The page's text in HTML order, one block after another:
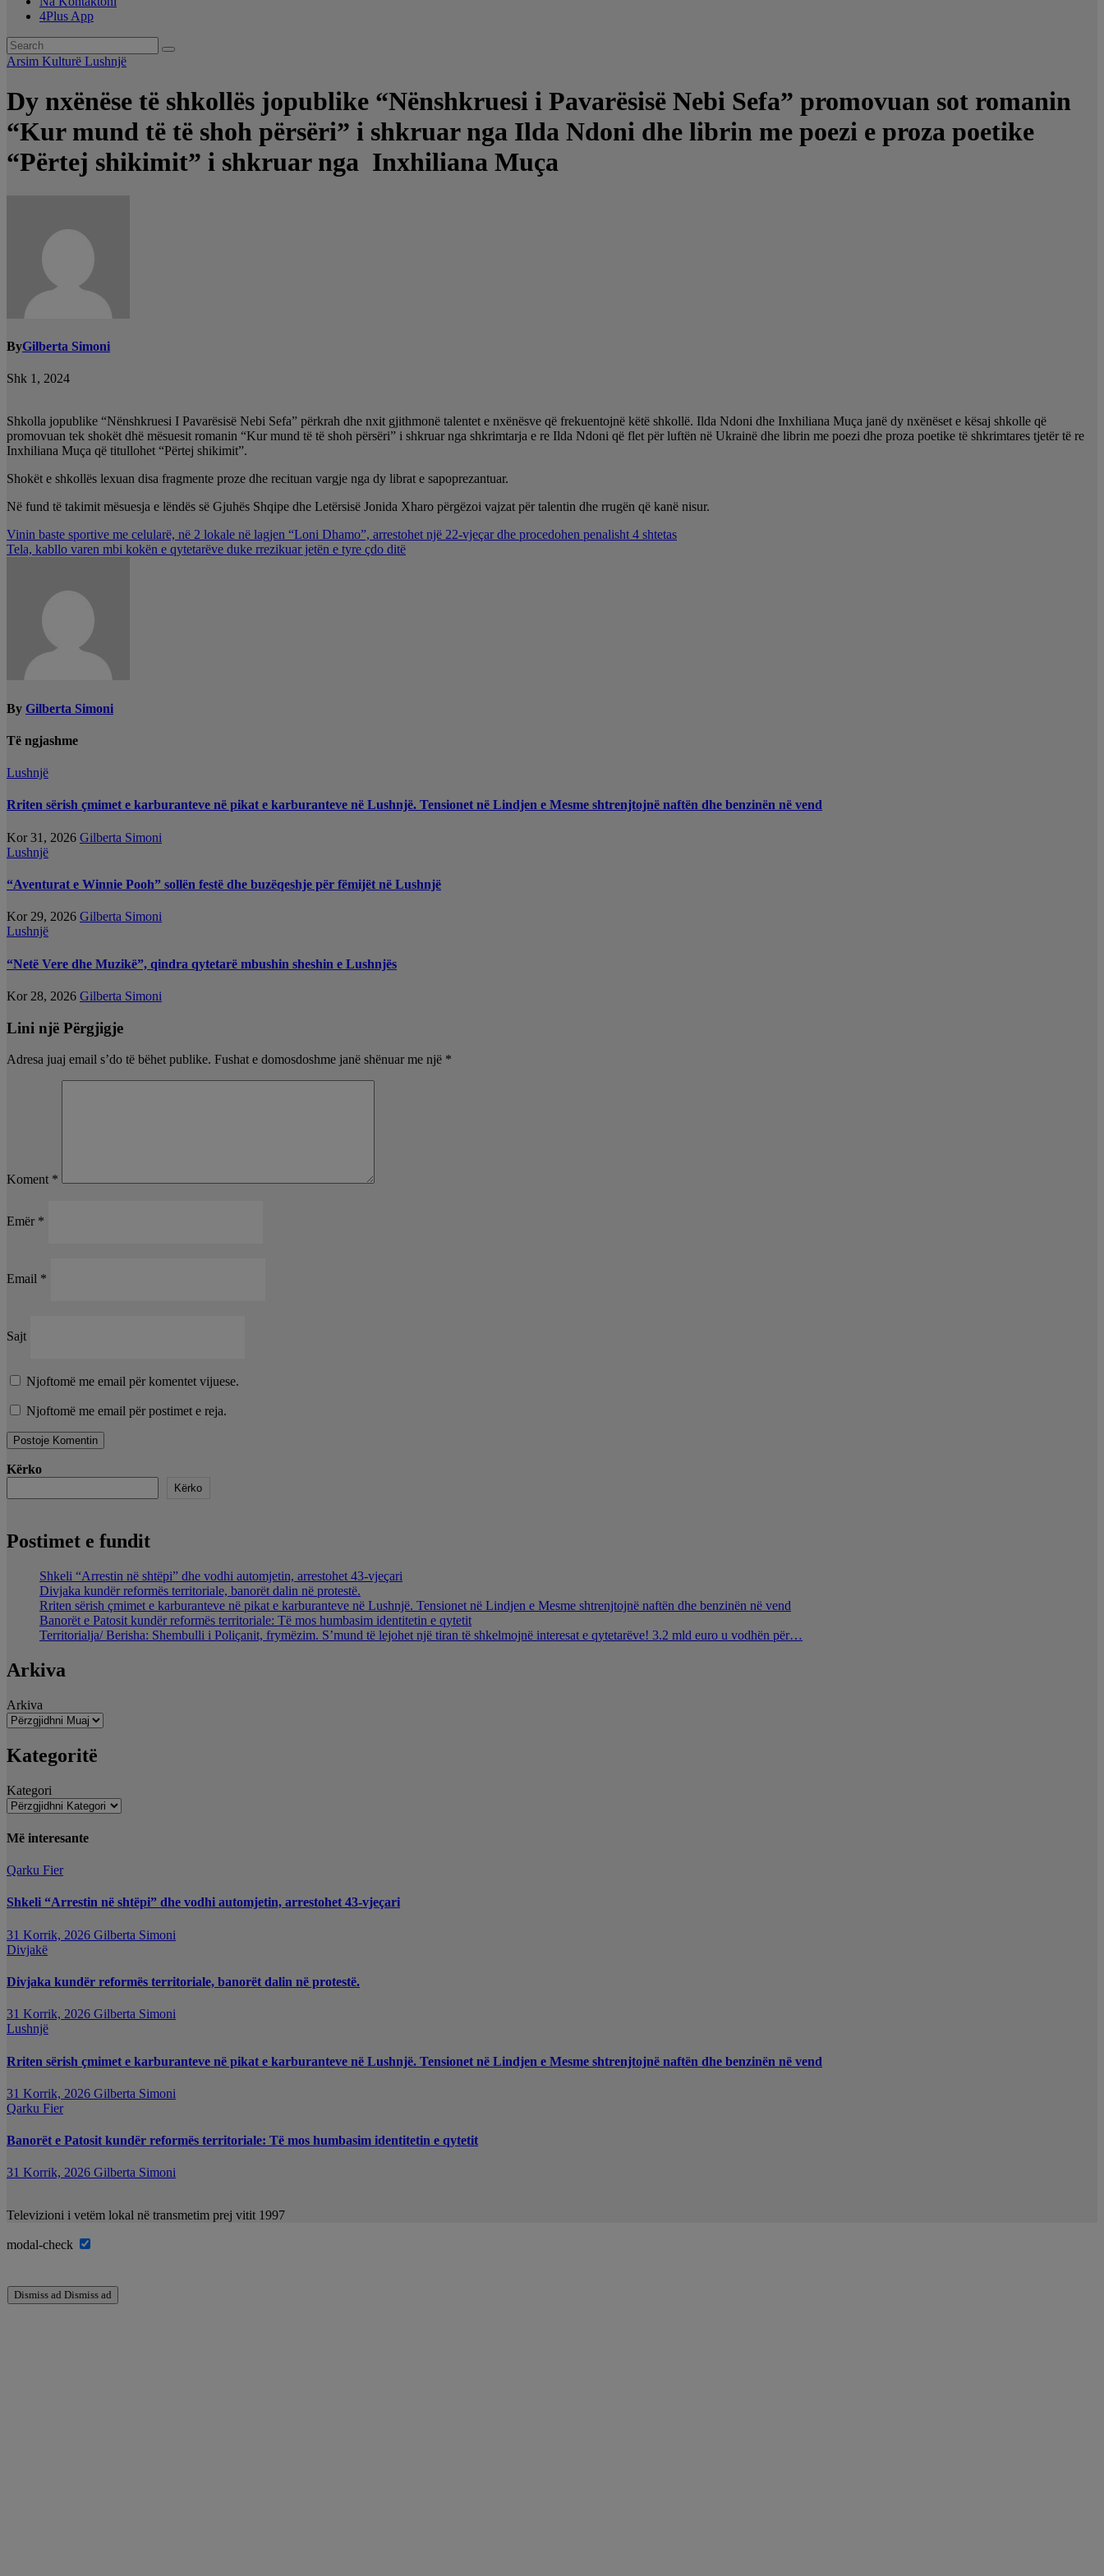
4Plus App
Arsim Kulturë Lushnjë
Dy nxënëse të shkollës jopublike “Nënshkruesi i Pavarësisë Nebi Sefa” promovuan sot romanin
“Kur mund të të shoh përsëri” i shkruar nga Ilda Ndoni dhe librin me poezi e proza poetike
“Përtej shikimit” i shkruar nga Inxhiliana Muça
ByGilberta Simoni
Shk 1, 2024
Shkolla jopublike “Nënshkruesi I Pavarësisë Nebi Sefa” përkrah dhe nxit gjithmonë talentet e nxënësve që frekuentojnë këtë shkollë. Ilda Ndoni dhe Inxhiliana Muça janë dy nxënëset e kësaj shkolle që
promovuan tek shokët dhë mësuesit romanin “Kur mund të të shoh përsëri” i shkruar nga shkrimtarja e re Ilda Ndoni që flet për luftën në Ukrainë dhe librin me poezi dhe proza poetike të shkrimtares tjetër të re
Inxhiliana Muça që titullohet “Përtej shikimit”.
Shokët e shkollës lexuan disa fragmente proze dhe recituan vargje nga dy librat e sapoprezantuar.
Në fund të takimit mësuesja e lëndës së Gjuhës Shqipe dhe Letërsisë Jonida Xharo përgëzoi vajzat për talentin dhe rrugën që kanë nisur.
Lëvizje
te
Vinin baste sportive me celularë, në 2 lokale në lagjen “Loni Dhamo”, arrestohet një 22-vjeçar dhe procedohen penalisht 4 shtetas
Tela, kabllo varen mbi kokën e qytetarëve duke rrezikuar jetën e tyre çdo ditë
By Gilberta Simoni
Të ngjashme
Lushnjë
Rriten sërish çmimet e karburanteve në pikat e karburanteve në Lushnjë. Tensionet në Lindjen e Mesme shtrenjtojnë naftën dhe benzinën në vend
Kor 31, 2026 Gilberta Simoni
Lushnjë
“Aventurat e Winnie Pooh” sollën festë dhe buzëqeshje për fëmijët në Lushnjë
Kor 29, 2026 Gilberta Simoni
Lushnjë
“Netë Vere dhe Muzikë”, qindra qytetarë mbushin sheshin e Lushnjës
Kor 28, 2026 Gilberta Simoni
Lini një Përgjigje
Adresa juaj email s’do të bëhet publike. Fushat e domosdoshme janë shënuar me një *
Koment *
Emër *
Email *
Sajt
Njoftomë me email për komentet vijuese.
Njoftomë me email për postimet e reja.
Kërko
Kërko
Postimet e fundit
Shkeli “Arrestin në shtëpi” dhe vodhi automjetin, arrestohet 43-vjeçari
Divjaka kundër reformës territoriale, banorët dalin në protestë.
Rriten sërish çmimet e karburanteve në pikat e karburanteve në Lushnjë. Tensionet në Lindjen e Mesme shtrenjtojnë naftën dhe benzinën në vend
Banorët e Patosit kundër reformës territoriale: Të mos humbasim identitetin e qytetit
Territorialja/ Berisha: Shembulli i Poliçanit, frymëzim. S’mund të lejohet një tiran të shkelmojnë interesat e qytetarëve! 3.2 mld euro u vodhën për…
Arkiva
Arkiva
Kategoritë
Kategori
Më interesante
Qarku Fier
Shkeli “Arrestin në shtëpi” dhe vodhi automjetin, arrestohet 43-vjeçari
31 Korrik, 2026 Gilberta Simoni
Divjakë
Divjaka kundër reformës territoriale, banorët dalin në protestë.
31 Korrik, 2026 Gilberta Simoni
Lushnjë
Rriten sërish çmimet e karburanteve në pikat e karburanteve në Lushnjë. Tensionet në Lindjen e Mesme shtrenjtojnë naftën dhe benzinën në vend
31 Korrik, 2026 Gilberta Simoni
Qarku Fier
Banorët e Patosit kundër reformës territoriale: Të mos humbasim identitetin e qytetit
31 Korrik, 2026 Gilberta Simoni
Televizioni i vetëm lokal në transmetim prej vitit 1997
modal-check
Dismiss ad Dismiss ad